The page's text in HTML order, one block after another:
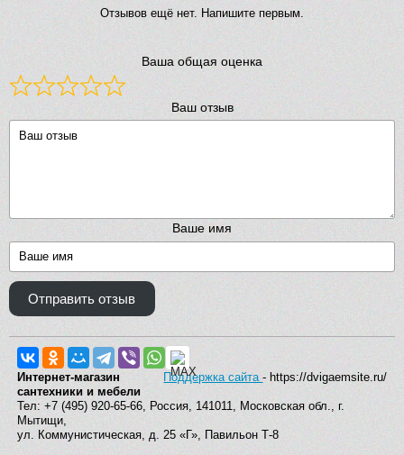
Отзывов ещё нет. Напишите первым.
Ваша общая оценка
Ваш отзыв
Ваше имя
Отправить отзыв
Поддержка сайта- https://dvigaemsite.ru/
Интернет-магазин
сантехники и мебели
Тел: +7 (495) 920-65-66, Россия, 141011, Московская обл., г.
Мытищи,
ул. Коммунистическая, д. 25 «Г», Павильон Т-8